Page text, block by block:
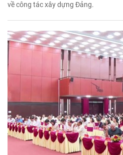
về công tác xây dựng Đảng.